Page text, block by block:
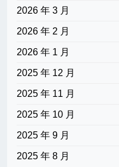
2026 年 3 月
2026 年 2 月
2026 年 1 月
2025 年 12 月
2025 年 11 月
2025 年 10 月
2025 年 9 月
2025 年 8 月